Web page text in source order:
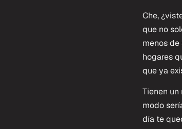
Che,
que no
menos
hogares
que ya
Tienen
modo
día te